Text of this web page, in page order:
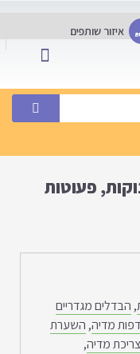
איזור שותפים
פרק 4: תינוקות, פעוטות
, הבדלים מגדריים
מדיה, השערת
מדיה,